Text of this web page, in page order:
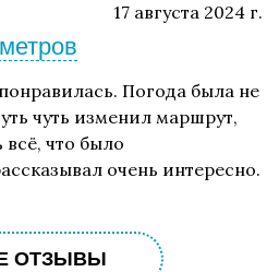
17 августа 2024 г.
Погода была не
чуть изменил маршрут,
всё, что было
очень интересно.
ОТЗЫВЫ